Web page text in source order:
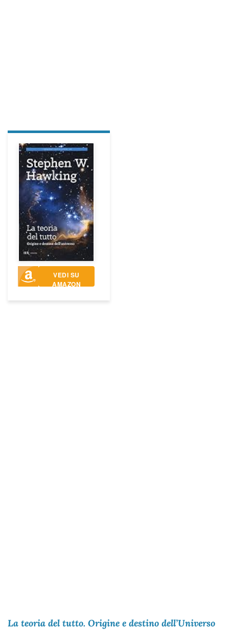
VEDI SU
AMAZON
La teoria del tutto. Origine e destino dell’Universo